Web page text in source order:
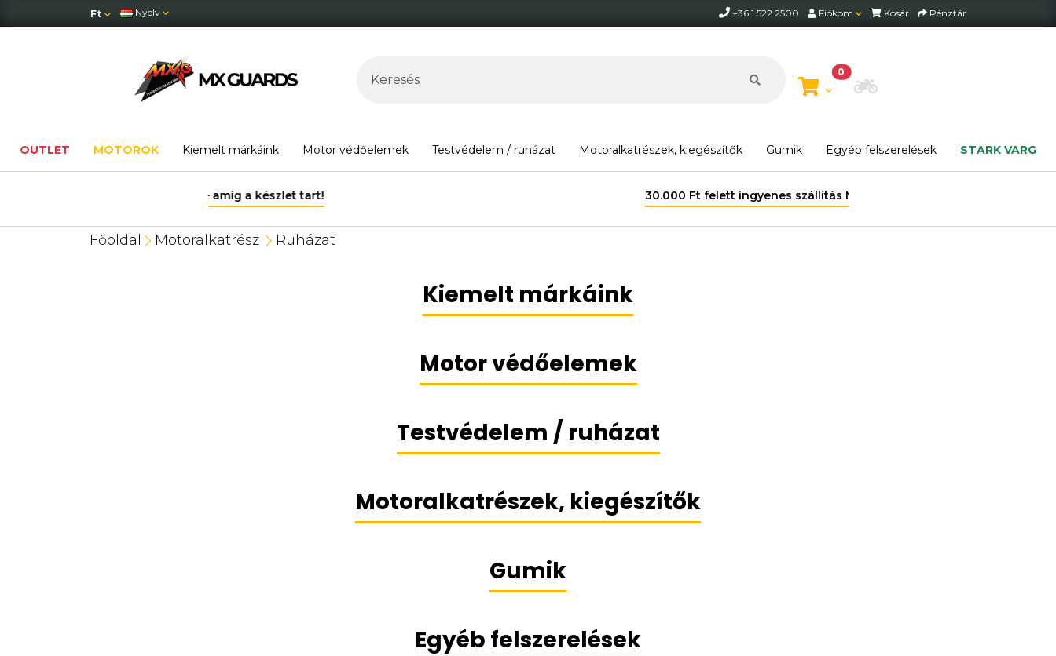
Ft Nyelv +36 1 522 2500 Fiókom Kosár Pénztár
0
Motor beállítása
OUTLET MOTOROK Kiemelt márkáink Motor védőelemek Testvédelem / ruházat Motoralkatrészek, kiegészítők Gumik Egyéb felszerelések STARK VARG
30.000 Ft felett ingyenes szállítás Magyarország területén*.
Főoldal Motoralkatrész Ruházat
Kiemelt márkáink
Motor védőelemek
Testvédelem / ruházat
Motoralkatrészek, kiegészítők
Gumik
Egyéb felszerelések